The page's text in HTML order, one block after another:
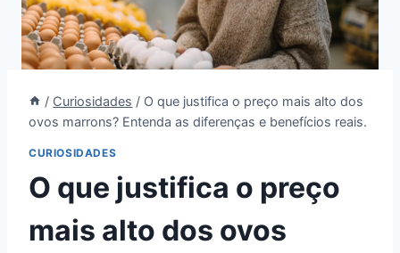
/ Curiosidades / O que justifica o preço mais alto dos
ovos marrons? Entenda as diferenças e benefícios reais.
CURIOSIDADES
O que justifica o preço
mais alto dos ovos